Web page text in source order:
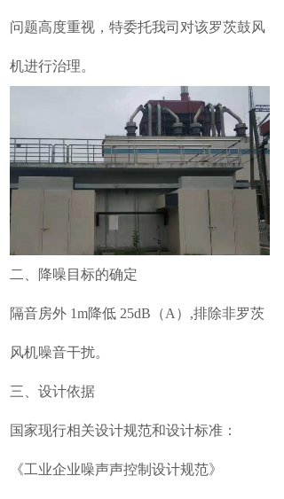
问题高度重视，特委托我司对该罗茨鼓风
机进行治理。
二、降噪目标的确定
隔音房外 1m降低 25dB（A）,排除非罗茨
风机噪音干扰。
三、设计依据
国家现行相关设计规范和设计标准：
《工业企业噪声声控制设计规范》